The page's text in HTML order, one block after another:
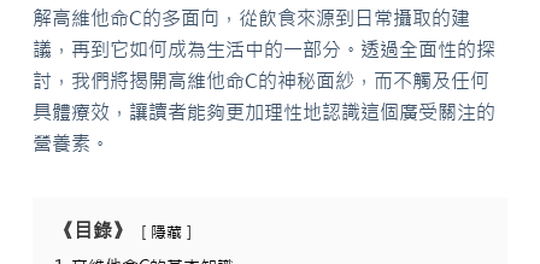
解高維他命C的多面向，從飲食來源到日常攝取的建
議，再到它如何成為生活中的一部分。透過全面性的探
討，我們將揭開高維他命C的神秘面紗，而不觸及任何
具體療效，讓讀者能夠更加理性地認識這個廣受關注的
營養素。
《目錄》 隱藏